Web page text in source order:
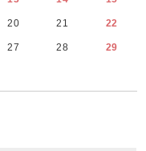
20 21 22
27 28 29